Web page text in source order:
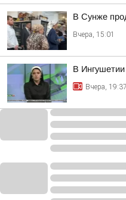
В Сунже
Вчера, 15:01
В
Вчера, 19:37